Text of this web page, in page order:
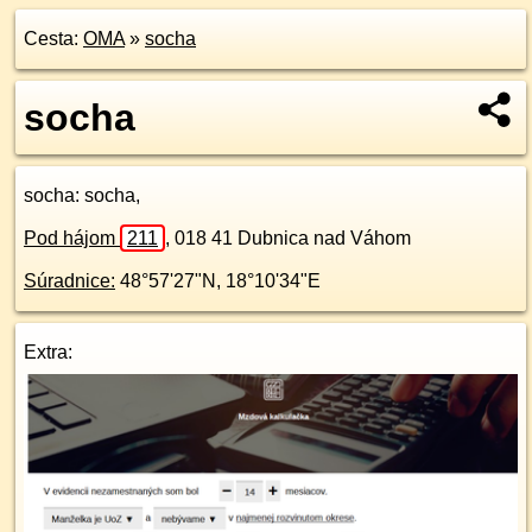
Cesta: OMA» socha
socha
socha: socha,
Pod hájom 211 , 018 41 Dubnica nad Váhom
Súradnice: 48°57'27"N , 18°10'34"E
Extra: